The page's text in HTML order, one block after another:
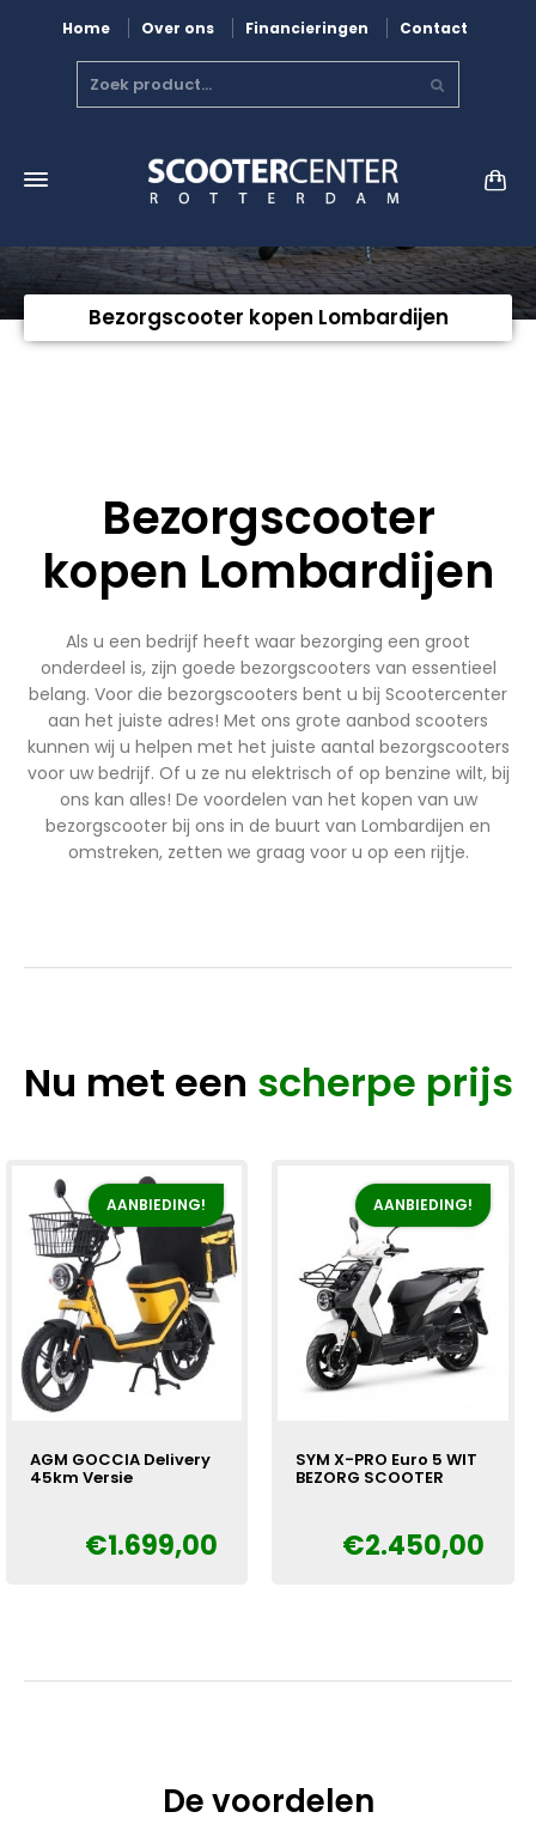
Home Over ons Financieringen Contact
Bezorgscooter kopen Lombardijen
Bezorgscooter
kopen Lombardijen
Als u een bedrijf heeft waar bezorging een groot
onderdeel is, zijn goede bezorgscooters van essentieel
belang. Voor die bezorgscooters bent u bij Scootercenter
aan het juiste adres! Met ons grote aanbod scooters
kunnen wij u helpen met het juiste aantal bezorgscooters
voor uw bedrijf. Of u ze nu elektrisch of op benzine wilt, bij
ons kan alles! De voordelen van het kopen van uw
bezorgscooter bij ons in de buurt van Lombardijen en
omstreken, zetten we graag voor u op een rijtje.
Nu met een scherpe prijs
AANBIEDING!
AGM GOCCIA Delivery
45km Versie
Oorspronkelijke
€1.699,00
Huidige
AANBIEDING!
SYM X-PRO Euro 5 WIT
BEZORG SCOOTER
Oorspronkelijke
€2.450,00
Huidige
De voordelen